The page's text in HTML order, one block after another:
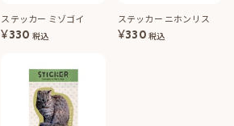
ステッカー ミゾゴイ
¥330 税込
ステッカー ニホンリス
¥330 税込